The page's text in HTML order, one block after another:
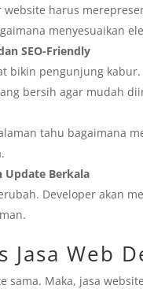
harus
menyesuaikan
SEO-Friendly
bikin pengunjung
bersih agar mudah
tahu bagaimana
Update Berkala
Developer akan
Jasa Web
sama. Maka, jasa